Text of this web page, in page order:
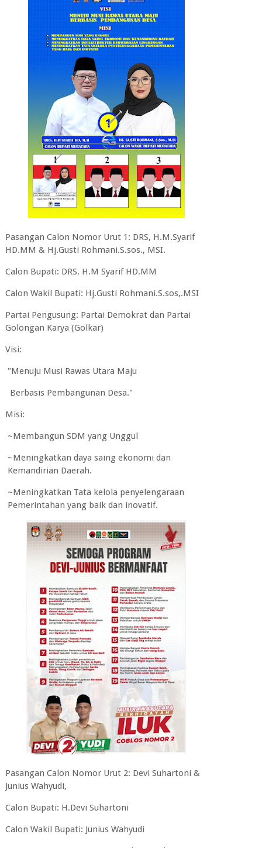
Pasangan Calon Nomor Urut 1: DRS, H.M.Syarif
HD.MM & Hj.Gusti Rohmani.S.sos., MSI.
Calon Bupati: DRS. H.M Syarif HD.MM
Calon Wakil Bupati: Hj.Gusti Rohmani.S.sos,.MSI
Partai Pengusung: Partai Demokrat dan Partai
Golongan Karya (Golkar)
Visi:
"Menuju Musi Rawas Utara Maju
Berbasis Pembangunan Desa."
Misi:
~Membangun SDM yang Unggul
~Meningkatkan daya saing ekonomi dan
Kemandirian Daerah.
~Meningkatkan Tata kelola penyelengaraan
Pemerintahan yang baik dan inovatif.
Pasangan Calon Nomor Urut 2: Devi Suhartoni &
Junius Wahyudi,
Calon Bupati: H.Devi Suhartoni
Calon Wakil Bupati: Junius Wahyudi